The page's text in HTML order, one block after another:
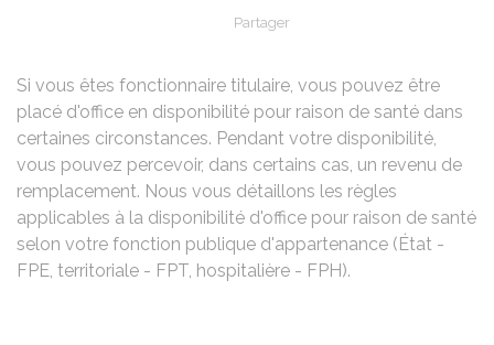
Partager
Si vous êtes fonctionnaire titulaire, vous pouvez être
placé d'office en disponibilité pour raison de santé dans
certaines circonstances. Pendant votre disponibilité,
vous pouvez percevoir, dans certains cas, un revenu de
remplacement. Nous vous détaillons les règles
applicables à la disponibilité d'office pour raison de santé
selon votre fonction publique d'appartenance (État -
FPE, territoriale - FPT, hospitalière - FPH).